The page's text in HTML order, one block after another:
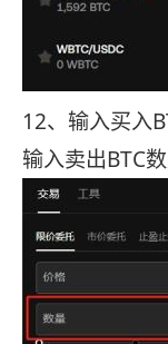
12、输入买入
输入卖出BTC